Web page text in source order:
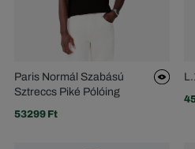
Paris Normál Szabású
Sztreccs Piké Pólóing
53299 Ft